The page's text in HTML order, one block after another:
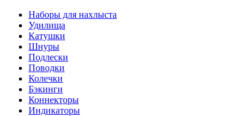
Наборы для нахлыста
Удилища
Катушки
Шнуры
Подлески
Поводки
Колечки
Бэкинги
Коннекторы
Индикаторы